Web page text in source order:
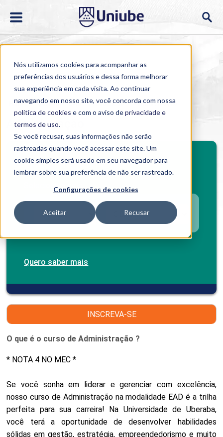
Nós utilizamos cookies para acompanhar as
preferências dos usuários e dessa forma melhorar
sua experiência em cada visita. Ao continuar
navegando em nosso site, você concorda com nossa
política de cookies e com o aviso deprivacidade e
termos de uso.
Se você recusar, suas informações não serão
rastreadas quando você acessar este site. Um
cookie simples será usado em seu navegador para
lembrar sobre sua preferência de não ser rastreado.
Configurações de cookies
Aceitar Recusar
Home > Cursos > EAD > Graduação > Administração
Administração
Investimento mensal
Selecione o polo
Quero saber mais
INSCREVA-SE
O que é o curso de Administração ?
* NOTA 4 NO MEC *
Se você sonha em liderar e gerenciar com excelência,
nosso curso de Administração na modalidade EAD é a trilha
perfeita para sua carreira! Na Universidade de Uberaba,
você terá a oportunidade de desenvolver habilidades
sólidas em gestão, estratégia, empreendedorismo e muito